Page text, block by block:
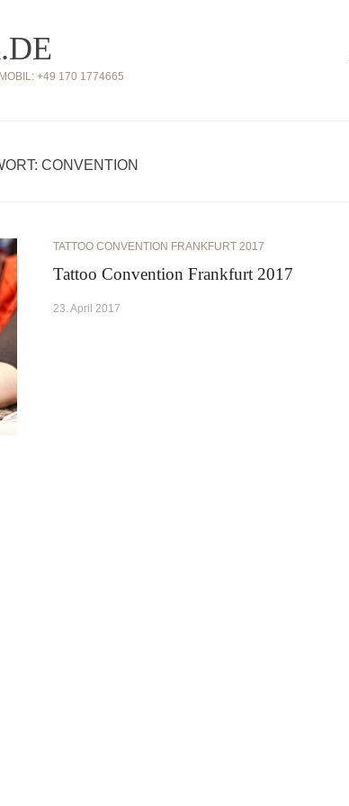
+49 170 1774665
CONVENTION
TATTOO CONVENTION FRANKFURT 2017
Tattoo Convention Frankfurt 2017
23. April 2017